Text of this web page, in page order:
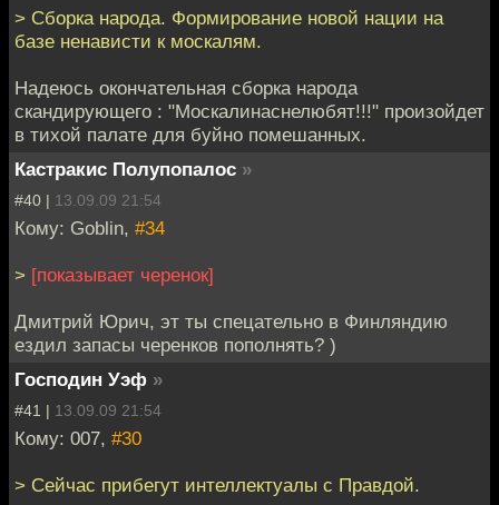
> Сборка народа. Формирование новой нации на
базе ненависти к москалям.
Надеюсь окончательная сборка народа
скандирующего : "Москалинаснелюбят!!!" произойдет
в тихой палате для буйно помешанных.
Кастракис Полупопалос »
#40 | 13.09.09 21:54
Кому: Goblin, #34
> [показывает черенок]
Дмитрий Юрич, эт ты спецательно в Финляндию
ездил запасы черенков пополнять? )
Господин Уэф »
#41 | 13.09.09 21:54
Кому: 007, #30
> Сейчас прибегут интеллектуалы с Правдой.